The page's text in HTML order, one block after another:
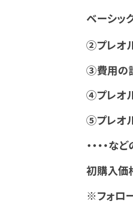
ベーシッ
②プレオ
③費用の
④プレオ
⑤プレオ
・・・・
初購入価
※フォロ